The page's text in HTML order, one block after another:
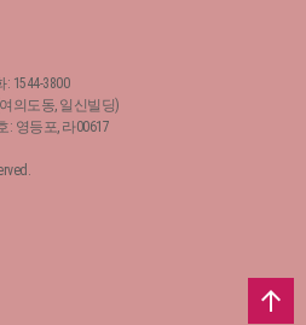
1544-3800
의도동, 일신빌딩)
: 영등포, 라00617